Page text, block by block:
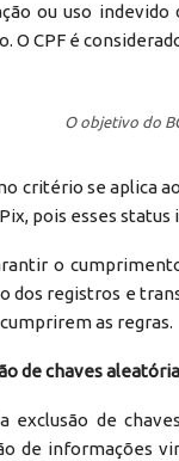
ou uso indevido
O CPF é
O objetivo do
critério se aplica
pois esses
o
dos registros e
as regras.
de chaves
exclusão de
de informações